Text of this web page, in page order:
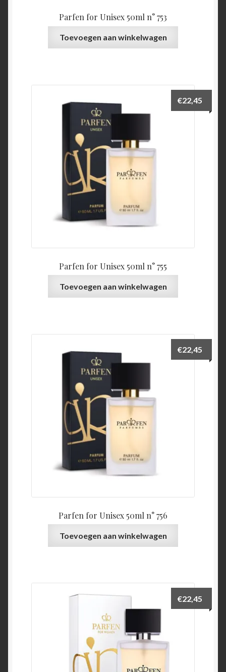
Parfen for Unisex 50ml n° 753
Toevoegen aan winkelwagen
Parfen for Unisex 50ml n° 755
€22,45
Toevoegen aan winkelwagen
Parfen for Unisex 50ml n° 756
€22,45
Toevoegen aan winkelwagen
€22,45